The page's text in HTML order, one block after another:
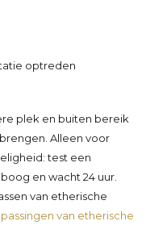
optreden
plek en buiten bereik
Alleen voor
test een
en wacht 24 uur.
van etherische
van etherische